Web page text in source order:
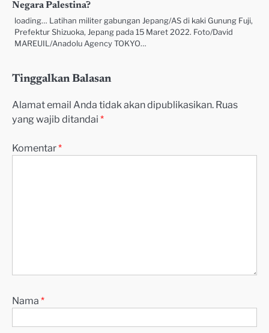
Negara Palestina?
loading… Latihan militer gabungan Jepang/AS di kaki Gunung Fuji,
Prefektur Shizuoka, Jepang pada 15 Maret 2022. Foto/David
MAREUIL/Anadolu Agency TOKYO…
Tinggalkan Balasan
Alamat email Anda tidak akan dipublikasikan. Ruas
yang wajib ditandai *
Komentar*
Nama *